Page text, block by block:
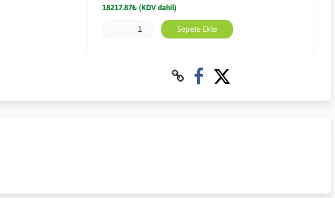
18217.87₺ (KDV dahil)
Sepete Ekle